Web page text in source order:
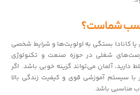
شماست؟
یا کانادا بستگی به اولویت‌ها و شرایط شخصی
شغلی در حوزه صنعت و تکنولوژی
دارید، آلمان می‌تواند گزینه خوبی باشد. اگر
با سیستم آموزشی قوی و کیفیت زندگی بالا
مناسبی باشد.